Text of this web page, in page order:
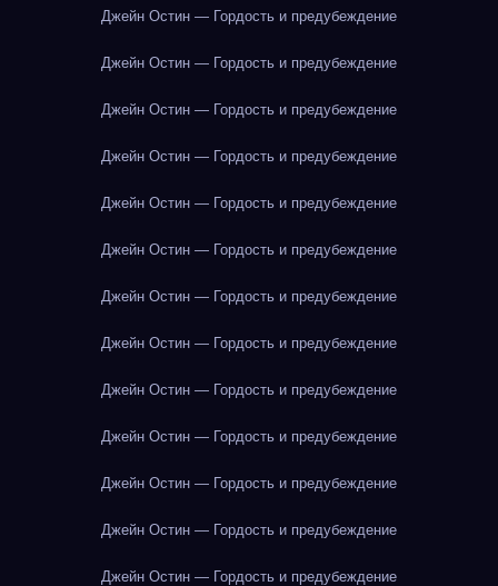
Джейн Остин — Гордость и предубеждение
Джейн Остин — Гордость и предубеждение
Джейн Остин — Гордость и предубеждение
Джейн Остин — Гордость и предубеждение
Джейн Остин — Гордость и предубеждение
Джейн Остин — Гордость и предубеждение
Джейн Остин — Гордость и предубеждение
Джейн Остин — Гордость и предубеждение
Джейн Остин — Гордость и предубеждение
Джейн Остин — Гордость и предубеждение
Джейн Остин — Гордость и предубеждение
Джейн Остин — Гордость и предубеждение
Джейн Остин — Гордость и предубеждение